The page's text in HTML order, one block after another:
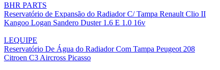
BHR PARTS
Reservatório de Expansão do Radiador C/ Tampa Renault Clio II
Kangoo Logan Sandero Duster 1.6 E 1.0 16v
LEQUIPE
Reservatório De Água do Radiador Com Tampa Peugeot 208
Citroen C3 Aircross Picasso